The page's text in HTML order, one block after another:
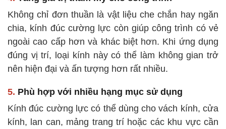
Không chỉ đơn thuần là vật liệu che chắn hay ngăn
chia, kính đúc cường lực còn giúp công trình có vẻ
ngoài cao cấp hơn và khác biệt hơn. Khi ứng dụng
đúng vị trí, loại kính này có thể làm không gian trở
nên hiện đại và ấn tượng hơn rất nhiều.
5. Phù hợp với nhiều hạng mục sử dụng
Kính đúc cường lực có thể dùng cho vách kính, cửa
kính, lan can, mảng trang trí hoặc các khu vực cần